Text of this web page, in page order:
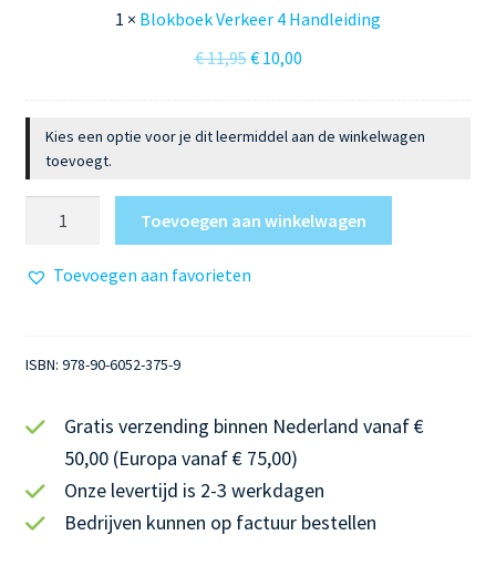
e
V
k
e
r
H
e
i
n
1 × Blokboek Verkeer 4 Handleiding
€11,95Oorspronkelijke
€ 11,95.
€10,00Huidige
€ 10,00.
Kies een optie voor je dit leermiddel aan de winkelwagen
toevoegt.
aantal
Toevoegen aan winkelwagen
Toevoegen aan favorieten
ISBN: 978-90-6052-375-9
Gratis verzending binnen Nederland vanaf €
50,00 (Europa vanaf € 75,00)
Onze levertijd is 2-3 werkdagen
Bedrijven kunnen op factuur bestellen